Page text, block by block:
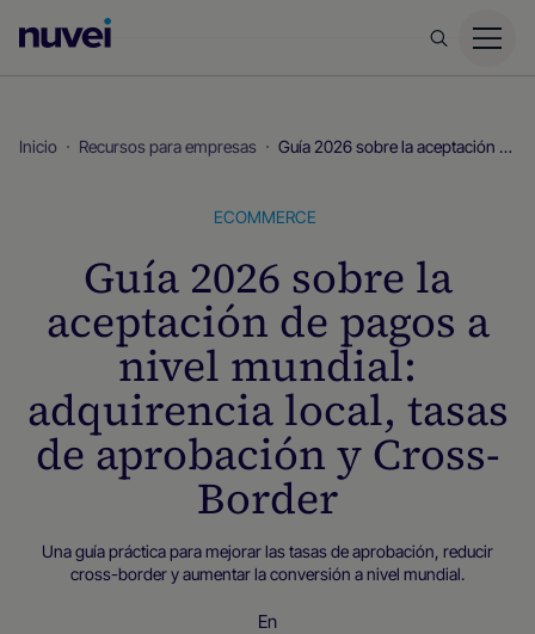
principal
Inicio Recursos para empresas Guía 2026 sobre la aceptación de pagos a nivel mundial: adquirencia local, tasas de aprobación y Cross-Border
ECOMMERCE
Guía 2026 sobre la
aceptación de pagos a
nivel mundial:
adquirencia local, tasas
de aprobación y Cross-
Border
Una guía práctica para mejorar las tasas de aprobación, reducir
cross-border y aumentar la conversión a nivel mundial.
En